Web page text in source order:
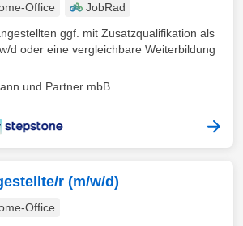
Office
JobRad
ggf. mit Zusatzqualifikation als
d oder eine vergleichbare Weiterbildung
und Partner mbB
r (m/w/d)
Office